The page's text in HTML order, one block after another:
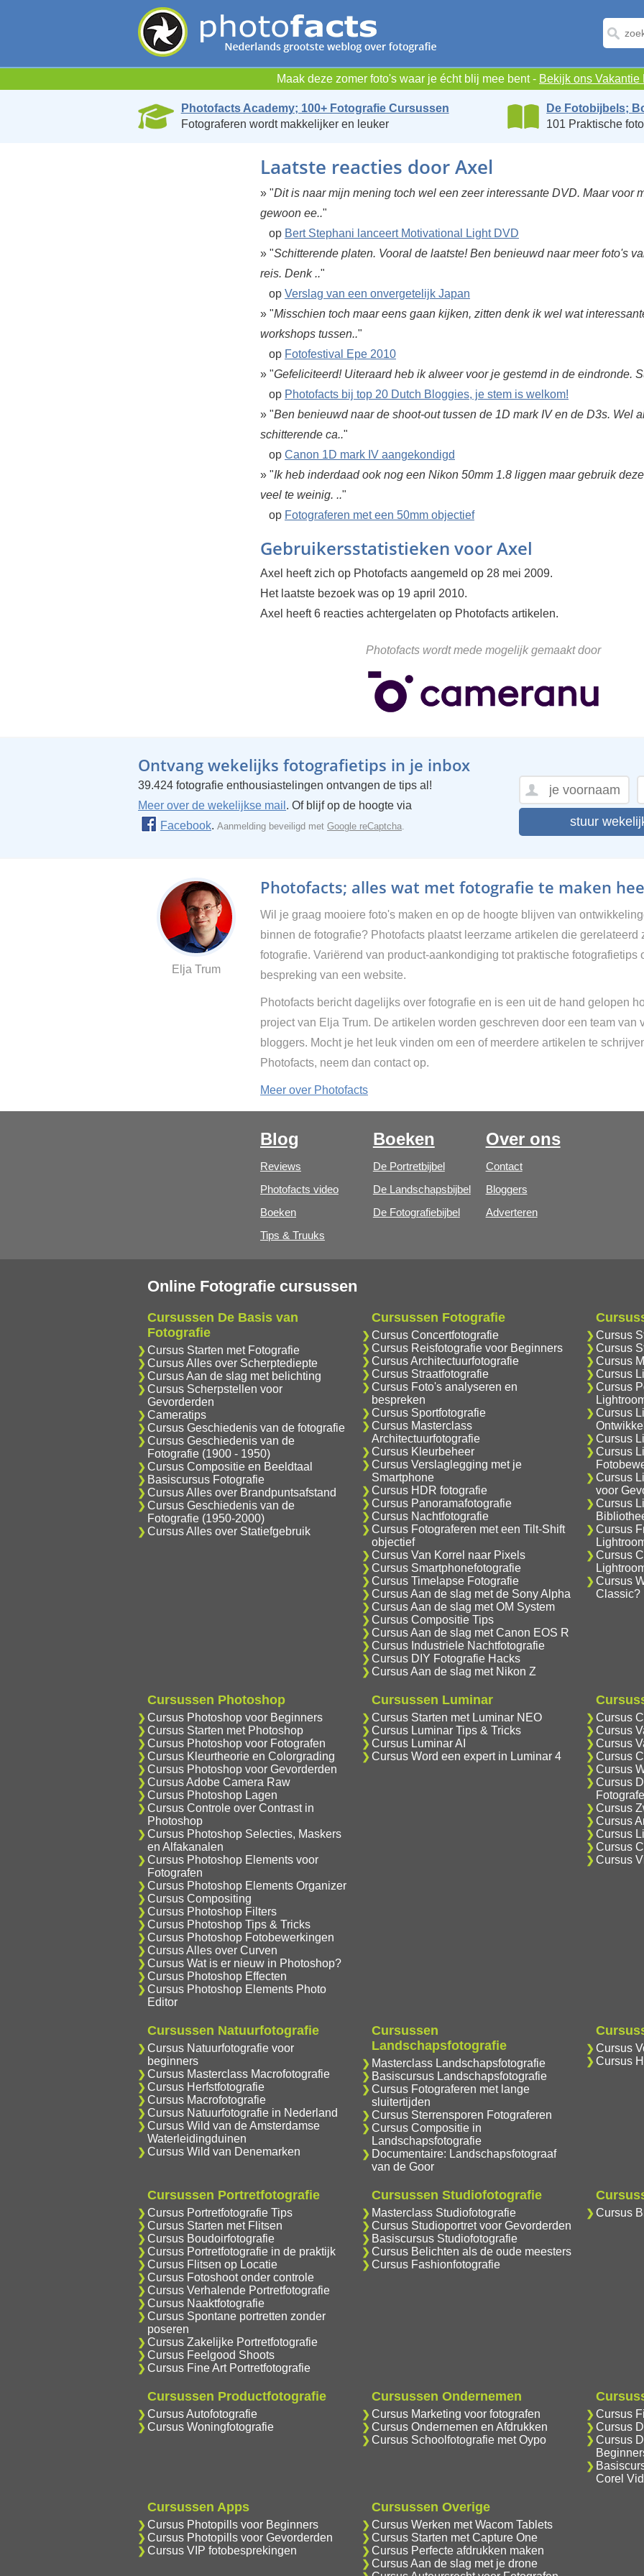
Maak deze zomer foto's waar je écht blij mee bent - Bekijk ons Vakantie
Photofacts Academy; 100+ Fotografie Cursussen
Fotograferen wordt makkelijker en leuker
De Fotobijbels;
101 Praktische
Laatste reacties door Axel
» "Dit is naar mijn mening toch wel een zeer interessante DVD. Maar voor
gewoon ee.."
op Bert Stephani lanceert Motivational Light DVD
» "Schitterende platen. Vooral de laatste! Ben benieuwd naar meer foto's
reis. Denk .."
op Verslag van een onvergetelijk Japan
» "Misschien toch maar eens gaan kijken, zitten denk ik wel wat
workshops tussen.."
op Fotofestival Epe 2010
» "Gefeliciteerd! Uiteraard heb ik alweer voor je gestemd in de eindronde.
op Photofacts bij top 20 Dutch Bloggies, je stem is welkom!
» "Ben benieuwd naar de shoot-out tussen de 1D mark IV en de D3s. Wel
schitterende ca.."
op Canon 1D mark IV aangekondigd
» "Ik heb inderdaad ook nog een Nikon 50mm 1.8 liggen maar gebruik
veel te weinig. .."
op Fotograferen met een 50mm objectief
Gebruikersstatistieken voor Axel
Axel heeft zich op Photofacts aangemeld op 28 mei 2009.
Het laatste bezoek was op 19 april 2010.
Axel heeft 6 reacties achtergelaten op Photofacts artikelen.
Photofacts wordt mede mogelijk gemaakt door
Ontvang wekelijks fotografietips in je inbox
39.424 fotografie enthousiastelingen ontvangen de tips al!
Meer over de wekelijkse mail . Of blijf op de hoogte via
Facebook. Aanmelding beveiligd met Google reCaptcha. stuur
Elja Trum
Photofacts; alles wat met fotografie te maken
Wil je graag mooiere foto's maken en op de hoogte blijven van
binnen de fotografie? Photofacts plaatst leerzame artikelen die gerelateerd
fotografie. Variërend van product-aankondiging tot praktische fotografietips
bespreking van een website.
Photofacts bericht dagelijks over fotografie en is een uit de hand gelopen
project van Elja Trum. De artikelen worden geschreven door een team van
bloggers. Mocht je het leuk vinden om een of meerdere artikelen te
Photofacts, neem dan contact op.
Meer over Photofacts
Blog
Reviews
Photofacts video
Boeken
Tips & Truuks
Boeken
De Portretbijbel
De Landschapsbijbel
De Fotografiebijbel
Over ons
Contact
Bloggers
Adverteren
Online Fotografie cursussen
Cursussen De Basis van
Fotografie
Cursus Starten met Fotografie
Cursus Alles over Scherptediepte
Cursus Aan de slag met belichting
Cursus Scherpstellen voor
Gevorderden
Cameratips
Cursus Geschiedenis van de fotografie
Cursus Geschiedenis van de
Fotografie (1900 - 1950)
Cursus Compositie en Beeldtaal
Basiscursus Fotografie
Cursus Alles over Brandpuntsafstand
Cursus Geschiedenis van de
Fotografie (1950-2000)
Cursus Alles over Statiefgebruik
Cursussen Fotografie
Cursus Concertfotografie
Cursus Reisfotografie voor Beginners
Cursus Architectuurfotografie
Cursus Straatfotografie
Cursus Foto's analyseren en
bespreken
Cursus Sportfotografie
Cursus Masterclass
Architectuurfotografie
Cursus Kleurbeheer
Cursus Verslaglegging met je
Smartphone
Cursus HDR fotografie
Cursus Panoramafotografie
Cursus Nachtfotografie
Cursus Fotograferen met een Tilt-Shift
objectief
Cursus Van Korrel naar Pixels
Cursus Smartphonefotografie
Cursus Timelapse Fotografie
Cursus Aan de slag met de Sony Alpha
Cursus Aan de slag met OM System
Cursus Compositie Tips
Cursus Aan de slag met Canon EOS R
Cursus Industriele Nachtfotografie
Cursus DIY Fotografie Hacks
Cursus Aan de slag met Nikon Z
Cursus
Cursus
Cursus
Cursus
Cursus
Cursus
Cursus
Cursus
Cursus
voor
Cursus
Cursus
Cursus
Cursus
Classic?
Cursussen Photoshop
Cursus Photoshop voor Beginners
Cursus Starten met Photoshop
Cursus Photoshop voor Fotografen
Cursus Kleurtheorie en Colorgrading
Cursus Photoshop voor Gevorderden
Cursus Adobe Camera Raw
Cursus Photoshop Lagen
Cursus Controle over Contrast in
Photoshop
Cursus Photoshop Selecties, Maskers
en Alfakanalen
Cursus Photoshop Elements voor
Fotografen
Cursus Photoshop Elements Organizer
Cursus Compositing
Cursus Photoshop Filters
Cursus Photoshop Tips & Tricks
Cursus Photoshop Fotobewerkingen
Cursus Alles over Curven
Cursus Wat is er nieuw in Photoshop?
Cursus Photoshop Effecten
Cursus Photoshop Elements Photo
Editor
Cursussen Luminar
Cursus Starten met Luminar NEO
Cursus Luminar Tips & Tricks
Cursus Luminar AI
Cursus Word een expert in Luminar 4
Cursus
Cursus
Cursus
Cursus
Cursus
Cursus
Cursus
Cursus
Cursus
Cursus
Cursus
Cursussen Natuurfotografie
Cursus Natuurfotografie voor
beginners
Cursus Masterclass Macrofotografie
Cursus Herfstfotografie
Cursus Macrofotografie
Cursus Natuurfotografie in Nederland
Cursus Wild van de Amsterdamse
Waterleidingduinen
Cursus Wild van Denemarken
Cursussen
Landschapsfotografie
Masterclass Landschapsfotografie
Basiscursus Landschapsfotografie
Cursus Fotograferen met lange
sluitertijden
Cursus Sterrensporen Fotograferen
Cursus Compositie in
Landschapsfotografie
Documentaire: Landschapsfotograaf
van de Goor
Cursus
Cursus
Cursussen Portretfotografie
Cursus Portretfotografie Tips
Cursus Starten met Flitsen
Cursus Boudoirfotografie
Cursus Portretfotografie in de praktijk
Cursus Flitsen op Locatie
Cursus Fotoshoot onder controle
Cursus Verhalende Portretfotografie
Cursus Naaktfotografie
Cursus Spontane portretten zonder
poseren
Cursus Zakelijke Portretfotografie
Cursus Feelgood Shoots
Cursus Fine Art Portretfotografie
Cursussen Studiofotografie
Masterclass Studiofotografie
Cursus Studioportret voor Gevorderden
Basiscursus Studiofotografie
Cursus Belichten als de oude meesters
Cursus Fashionfotografie
Cursus
Cursussen Productfotografie
Cursus Autofotografie
Cursus Woningfotografie
Cursussen Ondernemen
Cursus Marketing voor fotografen
Cursus Ondernemen en Afdrukken
Cursus Schoolfotografie met Oypo
Cursus
Cursus
Cursus
Corel
Cursussen Apps
Cursus Photopills voor Beginners
Cursus Photopills voor Gevorderden
Cursus VIP fotobesprekingen
Cursussen Overige
Cursus Werken met Wacom Tablets
Cursus Starten met Capture One
Cursus Perfecte afdrukken maken
Cursus Aan de slag met je drone